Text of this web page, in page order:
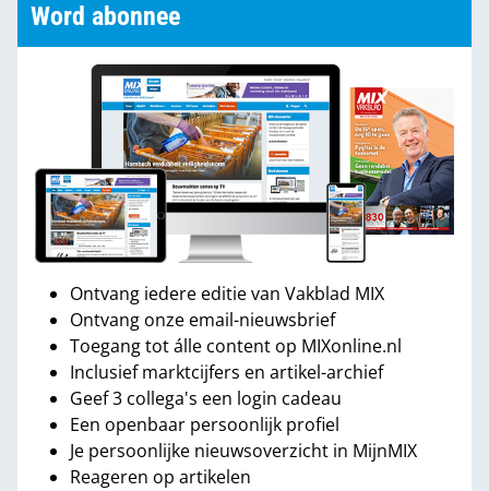
Word abonnee
Ontvang iedere editie van Vakblad MIX
Ontvang onze email-nieuwsbrief
Toegang tot álle content op MIXonline.nl
Inclusief marktcijfers en artikel-archief
Geef 3 collega's een login cadeau
Een openbaar persoonlijk profiel
Je persoonlijke nieuwsoverzicht in MijnMIX
Reageren op artikelen